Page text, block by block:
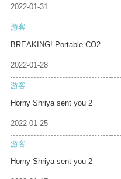
2022-01-31
游客
BREAKING! Portable CO2
2022-01-28
游客
Horny Shriya sent you 2
2022-01-25
游客
Horny Shriya sent you 2